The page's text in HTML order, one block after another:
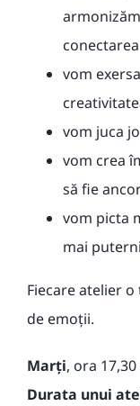
vom
vom juca
vom crea
să fie
vom picta
mai
Fiecare atelier o
de emoții.
Marți, ora 17,30
Durata unui